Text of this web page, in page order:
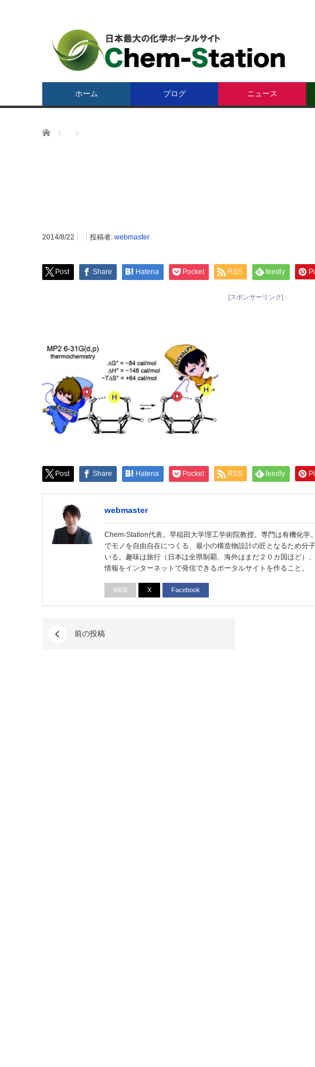
ホーム ブログ ニュース
ホーム
2014/8/22 投稿者: webmaster
Post Share Hatena Pocket RSS feedly
[スポンサーリンク]
Post Share Hatena Pocket RSS feedly
webmaster
Chem-Station代表。早稲田大学理工学術院教授。専門は有機化学
でモノを自由自在につくる、最小の構造物設計の匠となるため分
いる。趣味は旅行（日本は全県制覇、海外はまだ２０カ国ほど）
情報をインターネットで発信できるポータルサイトを作ること。
WEB X Facebook
前の投稿